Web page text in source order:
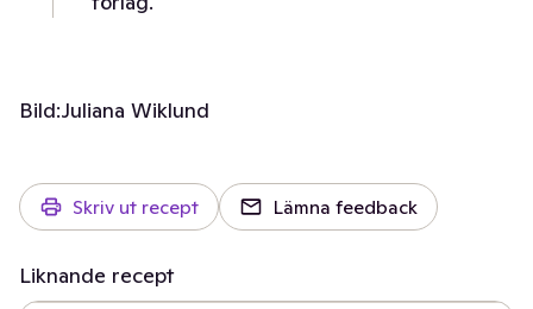
Bild:Juliana Wiklund
Skriv ut recept Lämna feedback
Liknande recept